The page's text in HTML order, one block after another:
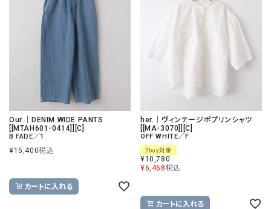
Our.｜DENIM WIDE PANTS
[[MTAH601-0414]][C]
B FADE／1
¥15,400税込
カートに入れる
her.｜ヴィンテージポプリンシャツ
[[MA-3070]][C]
OFF WHITE／F
2buy対象
¥10,780
¥6,468税込
カートに入れる